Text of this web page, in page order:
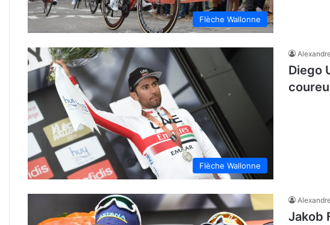
Flèche Wallonne
Flèche Wallonne
Diego
Jakob